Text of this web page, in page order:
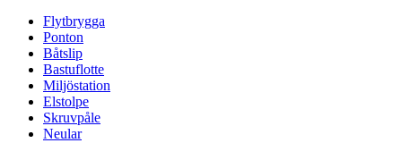
Flytbrygga
Ponton
Båtslip
Bastuflotte
Miljöstation
Elstolpe
Skruvpåle
Neular